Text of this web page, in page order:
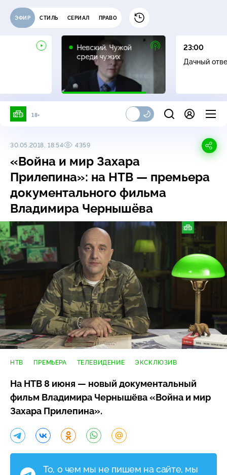
ЭФИР СТИЛЬ СЕРИАЛ ПРАВО
Невский. Чужой
среди чужих
16+
23:00
Дачный
18+
30.05.2018, 18:54 4359
«Война и мир Захара
Прилепина»: на НТВ — премьера
документального фильма
Владимира Чернышёва
НТВ ПРЕМЬЕРА ТЕЛЕВИДЕНИЕ ЭКСКЛЮЗИВ
На НТВ 8 июня — новый документальный
фильм Владимира Чернышёва «Война и мир
Захара Прилепина».
То, о чем мы не пишем на сайте, мы